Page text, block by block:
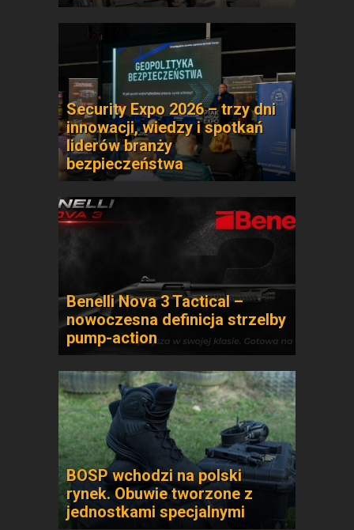
Security Expo 2026 – trzy dni
innowacji, wiedzy i spotkań
liderów branży
bezpieczeństwa
Benelli Nova 3 Tactical –
nowoczesna definicja strzelby
pump-action
BOSP wchodzi na polski
rynek. Obuwie tworzone z
jednostkami specjalnymi